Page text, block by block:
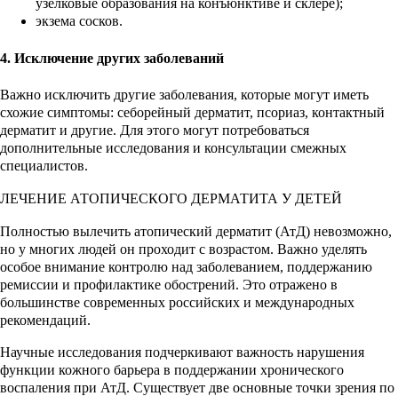
узелковые образования на конъюнктиве и склере);
экзема сосков.
4. Исключение других заболеваний
Важно исключить другие заболевания, которые могут иметь
схожие симптомы: себорейный дерматит, псориаз, контактный
дерматит и другие. Для этого могут потребоваться
дополнительные исследования и консультации смежных
специалистов.
ЛЕЧЕНИЕ АТОПИЧЕСКОГО ДЕРМАТИТА У ДЕТЕЙ
Полностью вылечить атопический дерматит (АтД) невозможно,
но у многих людей он проходит с возрастом. Важно уделять
особое внимание контролю над заболеванием, поддержанию
ремиссии и профилактике обострений. Это отражено в
большинстве современных российских и международных
рекомендаций.
Научные исследования подчеркивают важность нарушения
функции кожного барьера в поддержании хронического
воспаления при АтД. Существует две основные точки зрения по